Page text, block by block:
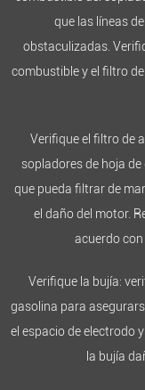
que las líneas
obstaculizadas.
combustible y el filtro
Verifique el filtro de
sopladores de hoja
que pueda filtrar de
el daño del motor.
acuerdo con
Verifique la bujía:
gasolina para
el espacio de electrodo
la bujía